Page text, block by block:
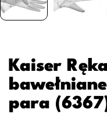
Kaiser
para